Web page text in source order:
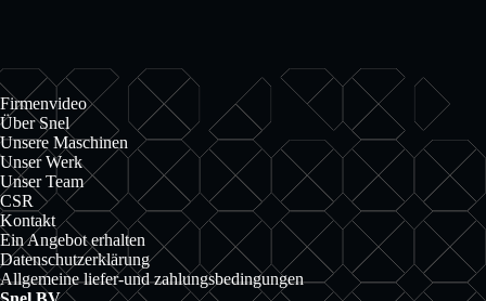
Firmenvideo
Über Snel
Unsere Maschinen
Unser Werk
Unser Team
CSR
Kontakt
Ein Angebot erhalten
Datenschutzerklärung
Allgemeine liefer-und zahlungsbedingungen